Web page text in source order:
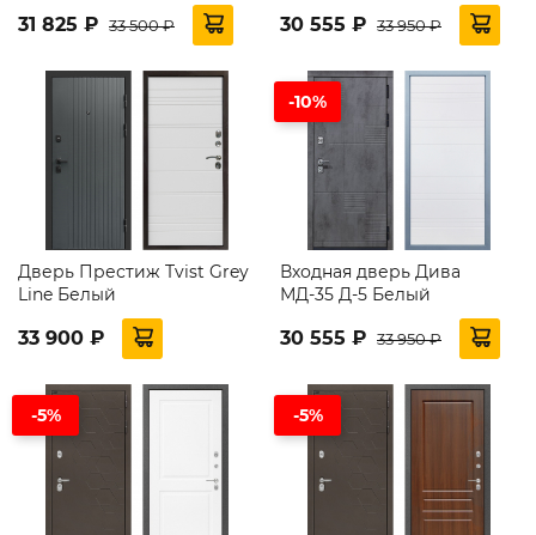
31 825 ₽ 33 500 ₽ 30 555 ₽ 33 950 ₽
Дверь Престиж Tvist Grey
Line Белый
33 900 ₽
-10%
Входная дверь Дива
МД-35 Д-5 Белый
30 555 ₽ 33 950 ₽
-5% -5%